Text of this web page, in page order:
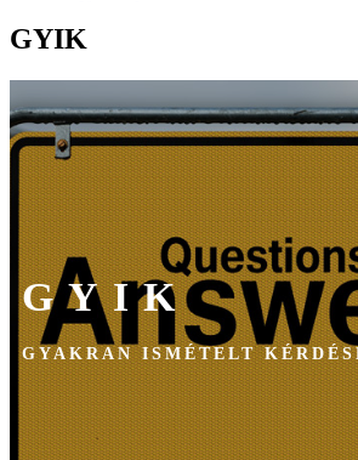
GYIK
GYIK
GYAKRAN ISMÉTELT